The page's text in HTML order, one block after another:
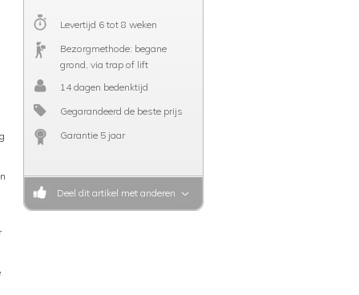
Levertijd 6 tot 8 weken
Bezorgmethode: begane
grond, via trap of lift
14 dagen bedenktijd
Gegarandeerd de beste prijs
Garantie 5 jaar
Deel dit artikel met anderen